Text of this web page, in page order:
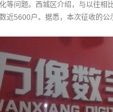
等问题。西城区介绍，与以往
近5600户。据悉，本次征收的